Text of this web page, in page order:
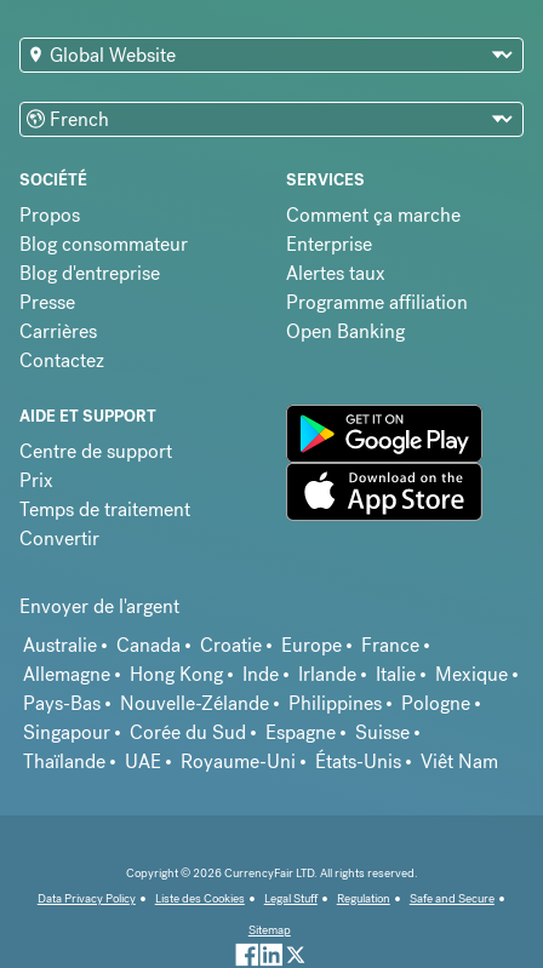
SOCIÉTÉ
Propos
Blog consommateur
Blog d'entreprise
Presse
Carrières
Contactez
SERVICES
Comment ça marche
Enterprise
Alertes taux
Programme affiliation
Open Banking
AIDE ET SUPPORT
Centre de support
Prix
Temps de traitement
Convertir
Envoyer de l'argent
Australie
Canada Croatie Europe
France
Allemagne
Hong Kong Inde Irlande Italie
Mexique
Pays-Bas
Nouvelle-Zélande Philippines
Pologne
Singapour
Corée du Sud Espagne
Suisse
Thaïlande
UAE Royaume-Uni États-Unis Viêt Nam
Copyright © 2026 CurrencyFair LTD. All rights reserved.
Data Privacy Policy
Liste des Cookies Legal Stuff Regulation
Safe and Secure
Sitemap